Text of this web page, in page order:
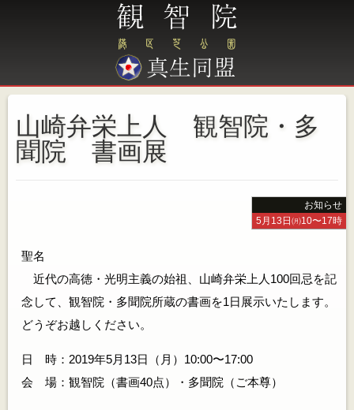
山崎弁栄上人 観智院・多
聞院 書画展
お知らせ
5月13日㈪10〜17時
聖名
近代の高徳・光明主義の始祖、山崎弁栄上人100回忌を記
念して、観智院・多聞院所蔵の書画を1日展示いたします。
どうぞお越しください。
日 時：2019年5月13日（月）10:00〜17:00
会 場：観智院（書画40点）・多聞院（ご本尊）